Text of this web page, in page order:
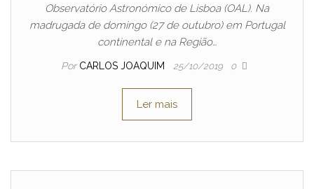
Observatório Astronómico de Lisboa (OAL). Na
madrugada de domingo (27 de outubro) em Portugal
continental e na Região…
Por CARLOS JOAQUIM 25/10/2019 0
Ler mais